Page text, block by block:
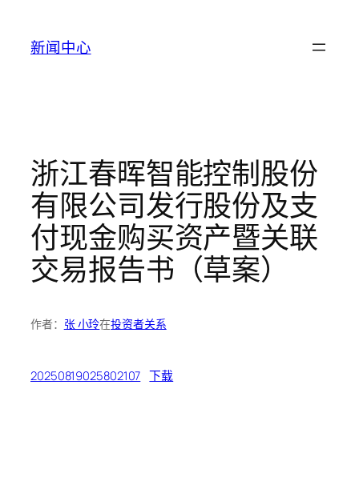
新闻中心
浙江春晖智能控制股份
有限公司发行股份及支
付现金购买资产暨关联
交易报告书（草案）
作者： 张 小玲在投资者关系
20250819025802107 下载